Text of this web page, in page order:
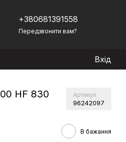
+380681391558
Передзвонити вам?
Вхід
HF 830 Артикул
96242097
В бажання